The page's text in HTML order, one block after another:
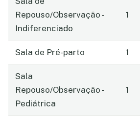
Repouso/Observação -
Indiferenciado
1
Sala de Pré-parto 1
Sala
Repouso/Observação -
Pediátrica
1